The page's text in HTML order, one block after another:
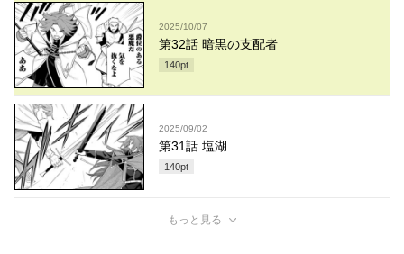
2025/10/07
第32話 暗黒の支配者
140pt
2025/09/02
第31話 塩湖
140pt
もっと見る